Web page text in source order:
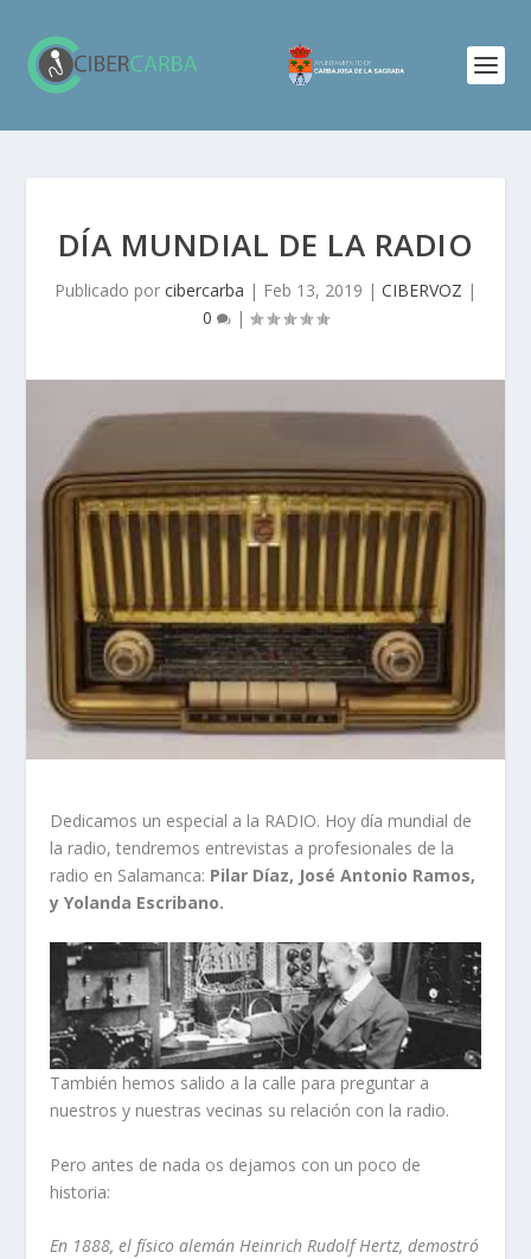
DÍA MUNDIAL DE LA RADIO
Publicado por cibercarba | Feb 13, 2019 | CIBERVOZ |
0
|
Dedicamos un especial a la RADIO. Hoy día mundial de
la radio, tendremos entrevistas a profesionales de la
radio en Salamanca: Pilar Díaz, José Antonio Ramos,
y Yolanda Escribano.
También hemos salido a la calle para preguntar a
nuestros y nuestras vecinas su relación con la radio.
Pero antes de nada os dejamos con un poco de
historia:
En 1888, el físico alemán Heinrich Rudolf Hertz, demostró